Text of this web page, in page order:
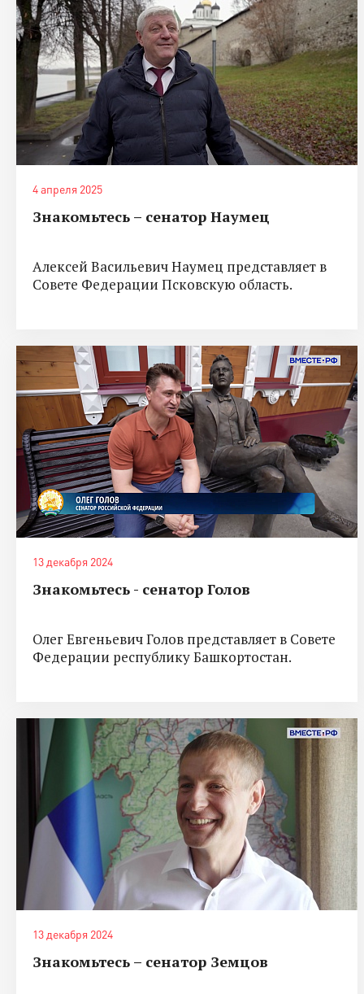
4 апреля 2025
Знакомьтесь – сенатор Наумец
Алексей Васильевич Наумец представляет в
Совете Федерации Псковскую область.
13 декабря 2024
Знакомьтесь - сенатор Голов
Олег Евгеньевич Голов представляет в Совете
Федерации республику Башкортостан.
13 декабря 2024
Знакомьтесь – сенатор Земцов